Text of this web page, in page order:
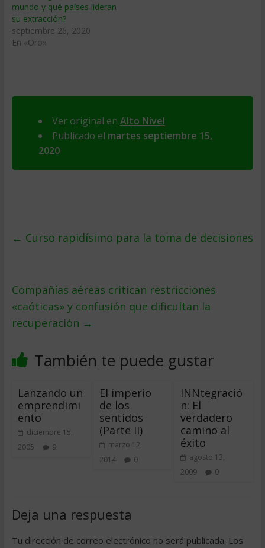
mundo y qué países lideran
su extracción?
septiembre 26, 2020
En «Oro»
Ver original en Alto Nivel
Publicado el martes septiembre 15,
2020
← Curso rapidísimo para la toma de decisiones
Compañías aéreas critican restricciones
«caóticas» y confusión que dificultan la
recuperación →
También te puede gustar
Lanzando un
emprendimi
ento
diciembre 15,
2005
9
El imperio
de los
sentidos
(Parte II)
marzo 12,
2014
0
INNtegració
n: El
verdadero
camino al
éxito
agosto 13,
2009
0
Deja una respuesta
Tu dirección de correo electrónico no será publicada. Los